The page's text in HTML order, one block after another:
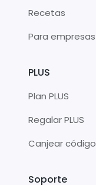
Recetas
Para empresas
PLUS
Plan PLUS
Regalar PLUS
Canjear código
Soporte